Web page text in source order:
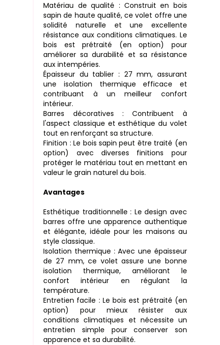
Matériau de qualité : Construit en bois
sapin de haute qualité, ce volet offre une
solidité naturelle et une excellente
résistance aux conditions climatiques. Le
bois est prétraité (en option) pour
améliorer sa durabilité et sa résistance
aux intempéries.
Épaisseur du tablier : 27 mm, assurant
une isolation thermique efficace et
contribuant à un meilleur confort
intérieur.
Barres décoratives : Contribuent à
l'aspect classique et esthétique du volet
tout en renforçant sa structure.
Finition : Le bois sapin peut être traité (en
option) avec diverses finitions pour
protéger le matériau tout en mettant en
valeur le grain naturel du bois.
Avantages
Esthétique traditionnelle : Le design avec
barres offre une apparence authentique
et élégante, idéale pour les maisons au
style classique.
Isolation thermique : Avec une épaisseur
de 27 mm, ce volet assure une bonne
isolation thermique, améliorant le
confort intérieur en régulant la
température.
Entretien facile : Le bois est prétraité (en
option) pour mieux résister aux
conditions climatiques et nécessite un
entretien simple pour conserver son
apparence et sa durabilité.